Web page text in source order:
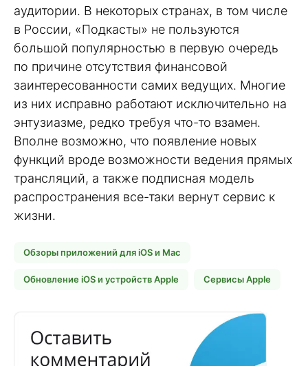
аудитории. В некоторых странах, в том числе
в России, «Подкасты» не пользуются
большой популярностью в первую очередь
по причине отсутствия финансовой
заинтересованности самих ведущих. Многие
из них исправно работают исключительно на
энтузиазме, редко требуя что-то взамен.
Вполне возможно, что появление новых
функций вроде возможности ведения прямых
трансляций, а также подписная модель
распространения все-таки вернут сервис к
жизни.
Обзоры приложений для iOS и Mac
Обновление iOS и устройств Apple Сервисы Apple